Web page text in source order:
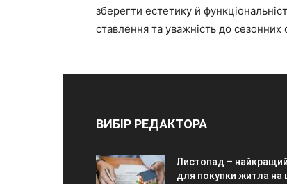
зберегти естетику й
ставлення та уважність до сезонних
ВИБІР РЕДАКТОРА
Листопад –
для покупки житла на